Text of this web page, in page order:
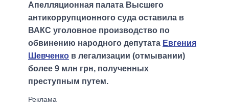
Апелляционная палата Высшего
антикоррупционного суда оставила в
ВАКС уголовное производство по
обвинению народного депутата Евгения
Шевченко в легализации (отмывании)
более 9 млн грн, полученных
преступным путем.